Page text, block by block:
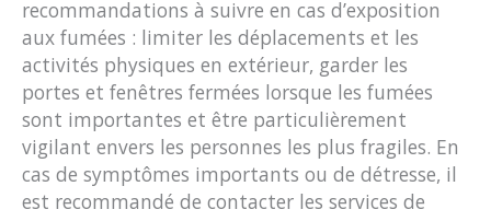
recommandations à suivre en cas d’exposition
aux fumées : limiter les déplacements et les
activités physiques en extérieur, garder les
portes et fenêtres fermées lorsque les fumées
sont importantes et être particulièrement
vigilant envers les personnes les plus fragiles. En
cas de symptômes importants ou de détresse, il
est recommandé de contacter les services de